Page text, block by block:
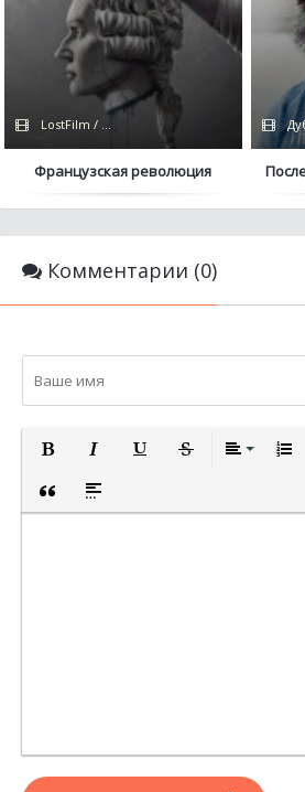
LostFilm / Netflix
Французская революция
Комментарии (0)
ПОЛУЖИРНЫЙ
КУРСИВ
ВСТАВКА ЦИТАТЫ
ВСТАВКА СПОЙЛЕРА